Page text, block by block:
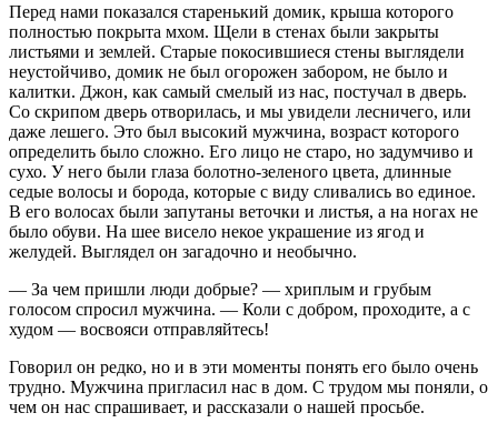
Перед нами показался старенький домик, крыша которого
полностью покрыта мхом. Щели в стенах были закрыты
листьями и землей. Старые покосившиеся стены выглядели
неустойчиво, домик не был огорожен забором, не было и
калитки. Джон, как самый смелый из нас, постучал в дверь.
Со скрипом дверь отворилась, и мы увидели лесничего, или
даже лешего. Это был высокий мужчина, возраст которого
определить было сложно. Его лицо не старо, но задумчиво и
сухо. У него были глаза болотно-зеленого цвета, длинные
седые волосы и борода, которые с виду сливались во единое.
В его волосах были запутаны веточки и листья, а на ногах не
было обуви. На шее висело некое украшение из ягод и
желудей. Выглядел он загадочно и необычно.
— За чем пришли люди добрые? — хриплым и грубым
голосом спросил мужчина. — Коли с добром, проходите, а с
худом — восвояси отправляйтесь!
Говорил он редко, но и в эти моменты понять его было очень
трудно. Мужчина пригласил нас в дом. С трудом мы поняли, о
чем он нас спрашивает, и рассказали о нашей просьбе.